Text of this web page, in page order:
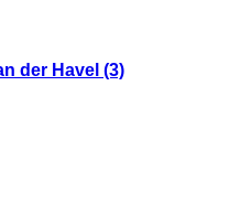
der Havel (3)